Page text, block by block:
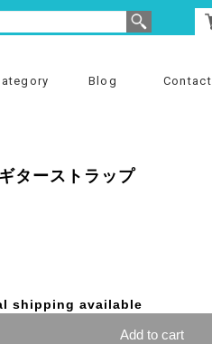
Blog Contact
ターストラップ
shipping available
Add to cart